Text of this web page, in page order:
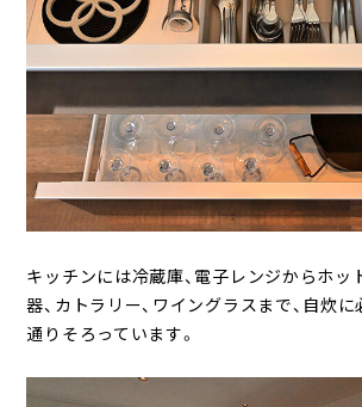
キッチンには冷蔵庫、電子レンジからホッ
器、カトラリー、ワイングラスまで、自炊
通りそろっています。